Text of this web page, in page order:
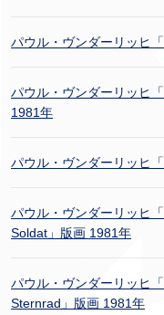
パウル・ヴンダーリッヒ
パウル・ヴンダーリッヒ
1981年
パウル・ヴンダーリッヒ
パウル・ヴンダーリッヒ
Soldat」版画 1981年
パウル・ヴンダーリッヒ
Sternrad」版画 1981年